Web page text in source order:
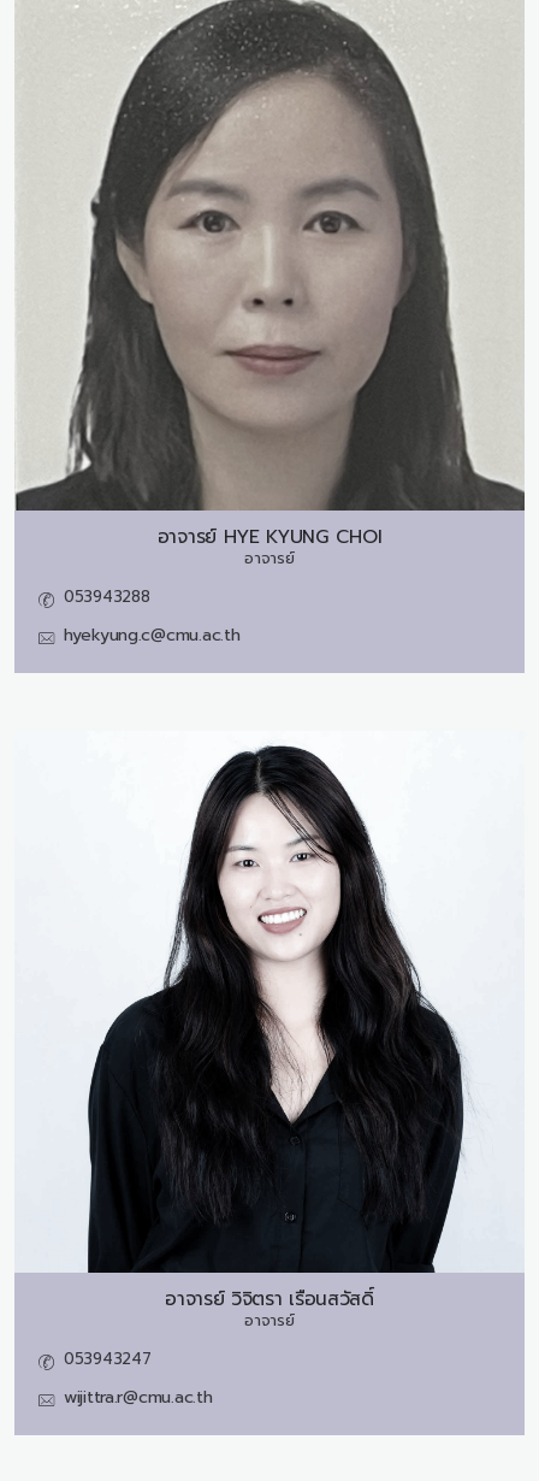
อาจารย์ HYE KYUNG CHOI
อาจารย์
053943288
hyekyung.c@cmu.ac.th
อาจารย์ วิจิตรา เรือนสวัสดิ์
อาจารย์
053943247
wijittra.r@cmu.ac.th